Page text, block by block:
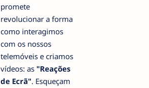
promete
revolucionar a forma
como interagimos
com os nossos
telemóveis e criamos
vídeos: as "Reações
de Ecrã". Esqueçam